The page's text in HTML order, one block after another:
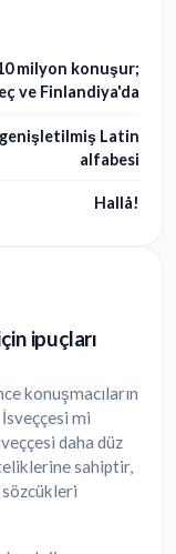
milyon konuşur;
ve Finlandiya'da
Latin
alfabesi
Hallå!
ipuçları
konuşmacıların
mi
daha düz
sahiptir,
sözcükleri